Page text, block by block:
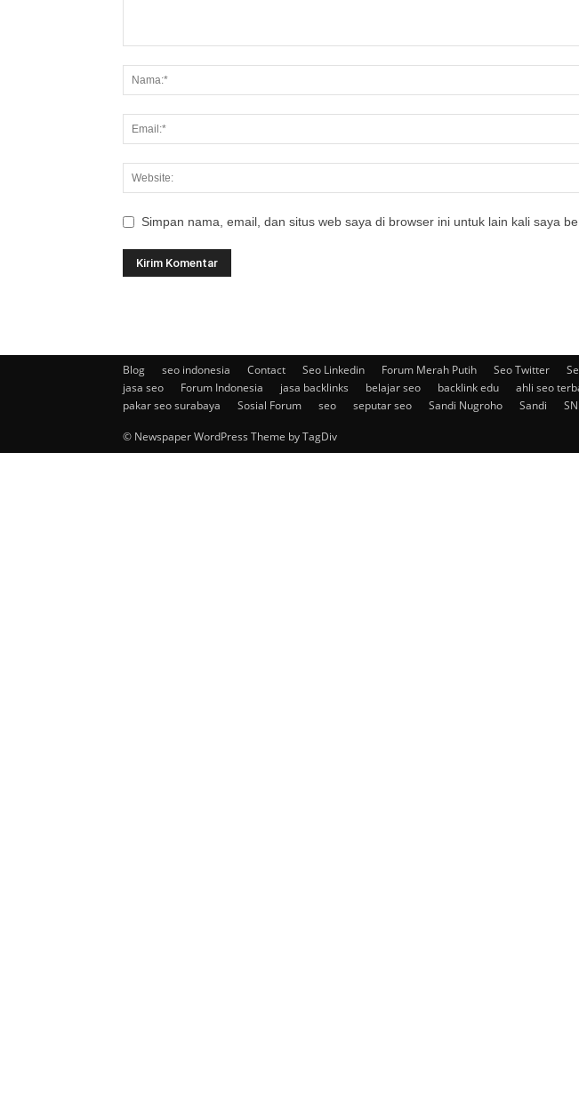
Simpan nama, email, dan situs web saya di browser ini untuk lain kali saya
Blog seo indonesia Contact Seo Linkedin Forum Merah Putih Seo Twitter
jasa seo
Forum Indonesia jasa backlinks belajar seo backlink edu ahli seo
pakar seo surabaya
Sosial Forum seo seputar seo Sandi Nugroho Sandi
© Newspaper WordPress Theme by TagDiv